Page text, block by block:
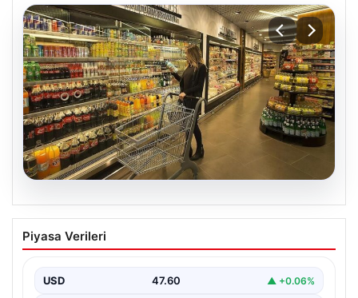
05.08.2026
Enflasyon verileri ne zaman
açıklanacak? 2026 TÜİK mart ayı
Piyasa Verileri
USD 47.60 ▲ +0.06%